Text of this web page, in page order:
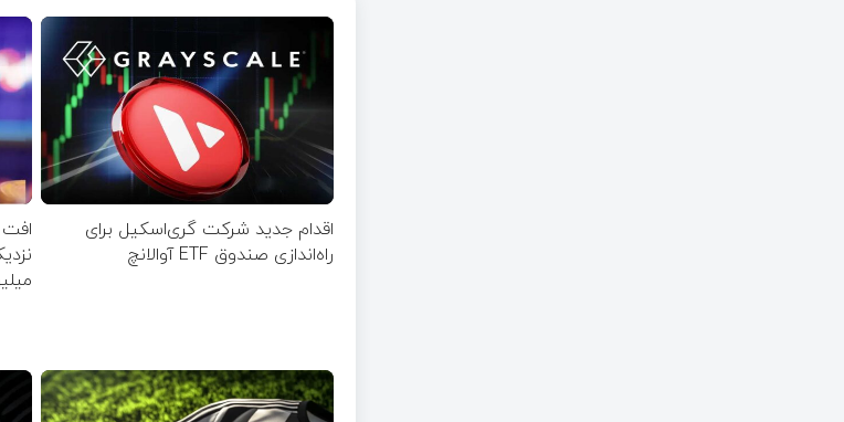
اقدام جدید شرکت گری‌اسکیل برای
راه‌اندازی صندوق ETF آوالانچ